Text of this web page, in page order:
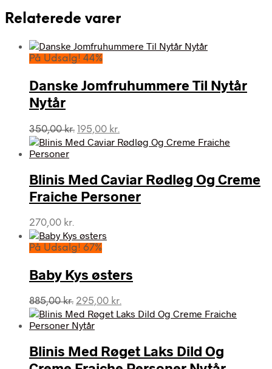
Relaterede varer
På Udsalg! 44%
Danske Jomfruhummere Til Nytår
Nytår
350,00kr. Den
oprindelige
350,00 kr..
195,00 kr.
aktuelle
195,00 kr..
Blinis Med Caviar Rødløg Og Creme
Fraiche Personer
270,00 kr.
På Udsalg! 67%
Baby Kys østers
885,00kr. Den
oprindelige
pris
885,00 kr..
295,00 kr.
aktuelle
295,00 kr..
Blinis Med Røget Laks Dild Og